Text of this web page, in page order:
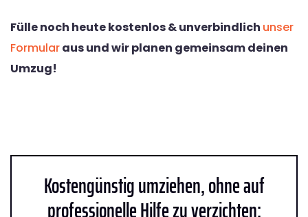
Fülle noch heute kostenlos & unverbindlich unser
Formularaus und wir planen gemeinsam deinen
Umzug!
Kostengünstig umziehen, ohne auf